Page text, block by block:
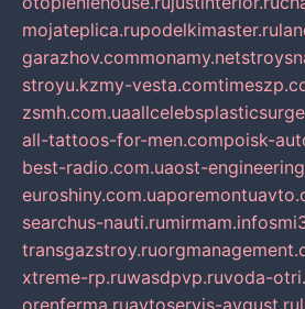
mojateplica.rupodelkimaster.ru
garazhov.commonamy.net
stroyu.kzmy-vesta.com
zsmh.com.ua
all-tattoos-for-men.compoisk-
best-radio.com.uaost-
euroshiny.com.ua
searchus-nauti.rumirmam.info
transgazstroy.ru
xtreme-rp.ruwasdpvp.ruvoda-
orenferma.ruavtoservis-avgust.ru